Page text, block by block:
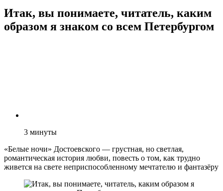
Итак, вы понимаете, читатель, каким
образом я знаком со всем Петербургом
3 минуты
«Белые ночи» Достоевского — грустная, но светлая,
романтическая история любви, повесть о том, как трудно
живется на свете неприспособленному мечтателю и фантазёру